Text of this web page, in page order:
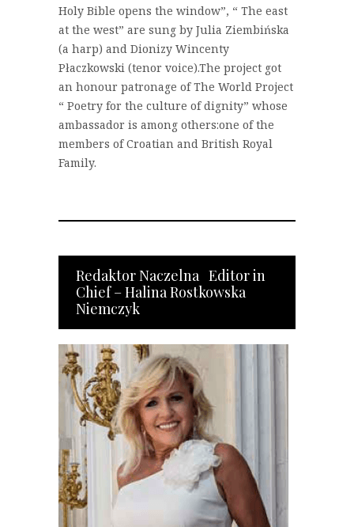
Holy Bible opens the window”, “ The east
at the west” are sung by Julia Ziembińska
(a harp) and Dionizy Wincenty
Płaczkowski (tenor voice).The project got
an honour patronage of The World Project
“ Poetry for the culture of dignity” whose
ambassador is among others:one of the
members of Croatian and British Royal
Family.
Redaktor Naczelna Editor in
Chief – Halina Rostkowska
Niemczyk